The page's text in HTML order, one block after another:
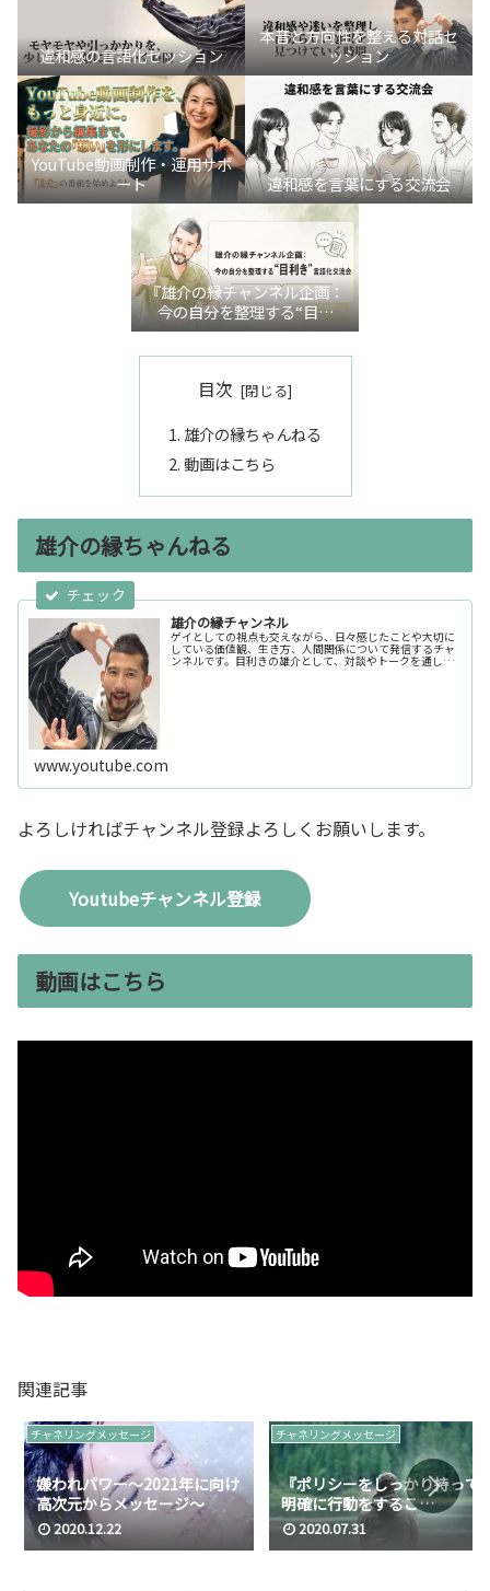
違和感の言語化セッション
本音と方向性を整える対話セ
ッション
YouTube動画制作・運用サポ
ート
違和感を言葉にする交流会
『雄介の縁チャンネル企画：
今の自分を整理する“目利
き”言語化交流会』
目次
雄介の縁ちゃんねる
動画はこちら
雄介の縁ちゃんねる
雄介の縁チャンネル
ゲイとしての視点も交えながら、日々感じたことや大切に
している価値観、生き方、人間関係について発信するチャ
ンネルです。目利きの雄介として、対談やトークを通し
www.youtube.com
よろしければチャンネル登録よろしくお願いします。
Youtubeチャンネル登録
動画はこちら
関連記事
チャネリングメッセージ
嫌われパワー～2021年に向け
高次元からメッセージ～
2020.12.22
チャネリングメッセージ
『ポリシーをしっかり持って
明確に行動をするこ
と』/2020年08月の高次から
2020.07.31